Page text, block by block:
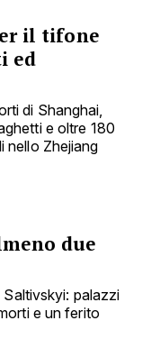
il tifone
ed
di Shanghai,
e oltre 180
nello Zhejiang
due
palazzi
e un ferito